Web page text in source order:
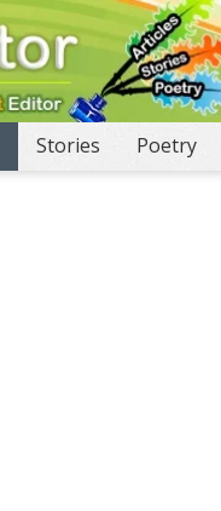
Stories Poetry